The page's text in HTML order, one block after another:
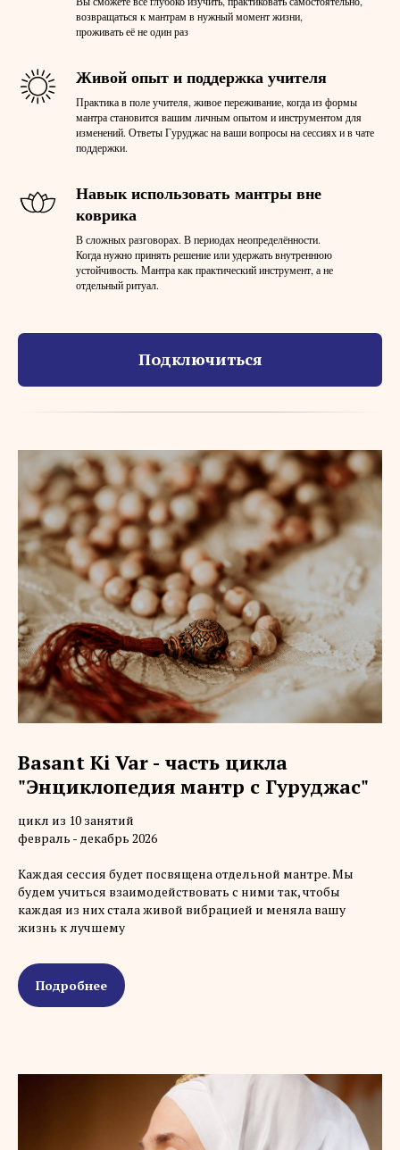
возвращаться к мантрам в нужный момент жизни,
проживать её не один раз
Живой опыт и поддержка учителя
Практика в поле учителя, живое переживание, когда из формы
мантра становится вашим личным опытом и инструментом для
изменений. Ответы Гуруджас на ваши вопросы на сессиях и в чате
поддержки.
Навык использовать мантры вне
коврика
В сложных разговорах. В периодах неопределённости.
Когда нужно принять решение или удержать внутреннюю
устойчивость. Мантра как практический инструмент, а не
отдельный ритуал.
Подключиться
Basant Ki Var - часть цикла
"Энциклопедия мантр с Гуруджас"
цикл из 10 занятий
февраль - декабрь 2026
Каждая сессия будет посвящена отдельной мантре. Мы
будем учиться взаимодействовать с ними так, чтобы
каждая из них стала живой вибрацией и меняла вашу
жизнь к лучшему
Подробнее